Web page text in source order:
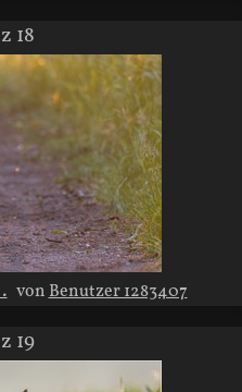
18
vonBenutzer 1283407
19